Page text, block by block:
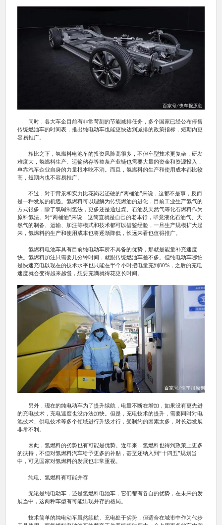
同时，各大车企目前有非常苛刻的节能减排任务，多个国家已经公布停售
传统燃油车的时间表，推出纯电动车也能更快达到减排的政策指标，短期内更
容易推广。
相比之下，氢燃料电池车的投资风险高很多，不但车型技术更复杂，研发
难度大，氢燃料生产、运输储存等整条产业链也需要大量的资金和资源投入，
单靠汽车企业自身的力量根本吃不消。而且，氢燃料的生产和使用成本都比较
高，短期内也不容易推广。
不过，对于背景和实力比花岗岩还硬的“两桶油”来说，这都不是事，反而
是一种发展的机遇。氢燃料可以理解为传统燃油的进化，目前工业生产氢气的
方式很多，除了氯碱制氢法，更多还是通过煤、石油及天然气等化石燃料作为
原料氢法。对“两桶油”来说，这简直就是自己的老本行，毕竟液化石油气、天
然气的制备、运输、加注等模式和技术都可以借鉴经验，一旦生产规模扩大起
来，氢燃料的生产和使用成本也将逐渐降低，长远来看也值得推广。
氢燃料电池车具有目前纯电动车所不具备的优势，那就是能量补充速度
快。氢燃料加注只需要几分钟时间，就跟传统燃油车差不多。但纯电动车哪怕
是快速充电以现在的技术水平也只能在半个小时把电量充到80%，之后的充电
速度就会变得越来越慢，想要充满就得花更长时间。
另外，现在的纯电动车为了提升续航，电量不断在增加，如果没有更先进
的充电技术，充电速度也没办法加快。但是，充电技术的提升，需要同时对电
池技术、供电技术等多个领域进行升级才行，受制约的因素太多，对长远发展
非常不利。
因此，氢燃料的劣势也有可能是优势。近年来，氢燃料也得到政策上更多
的扶持，不但对氢燃料汽车给予更多的补贴，甚至还纳入到“十四五”规划当
中，可见国家对氢燃料的发展也非常重视。
纯电、氢燃料有可能并存
无论是纯电动车，还是氢燃料电池车，它们都有各自的优势，在未来的发
展当中，这两种车型有可能出现并存的格局。
技术简单的纯电动车虽然续航、充电处于劣势，但适合在城市中作为代步